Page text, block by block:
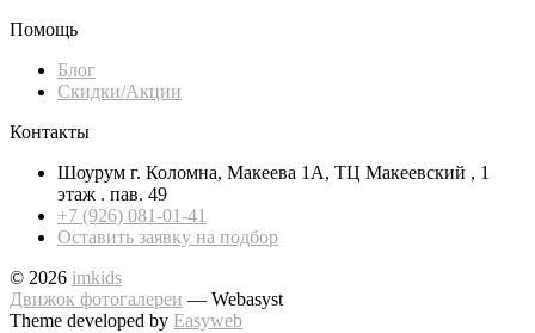
Помощь
Блог
Скидки/Акции
Контакты
Шоурум г. Коломна, Макеева 1А, ТЦ Макеевский , 1
этаж . пав. 49
+7 (926) 081-01-41
Оставить заявку на подбор
© 2026 imkids
Движок фотогалереи — Webasyst
Theme developed by Easyweb